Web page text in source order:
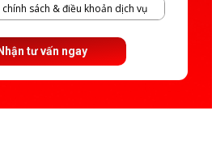
Nhận tư vấn ngay
sách & điều khoản dịch vụ